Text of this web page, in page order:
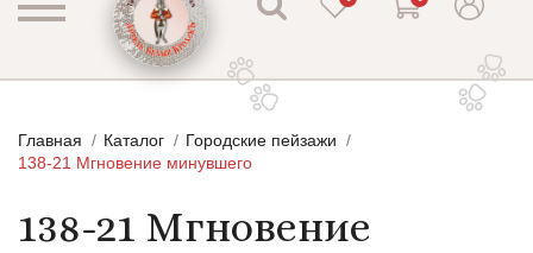
Пейзажи
Цветы и растения
КОНТАКТЫ
НОВОСТИ
Главная Каталог
Городские пейзажи
138-21 Мгновение минувшего
138-21 Мгновение